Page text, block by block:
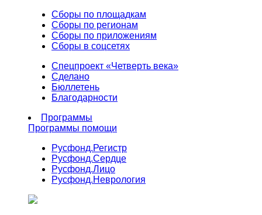
Сборы по площадкам
Сборы по регионам
Сборы по приложениям
Сборы в соцсетях
Спецпроект «Четверть века»
Сделано
Бюллетень
Благодарности
Программы
Программы помощи
Русфонд.Регистр
Русфонд.Сердце
Русфонд.Лицо
Русфонд.Неврология